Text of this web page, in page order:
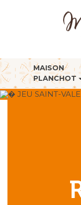
MAISON
PLANCHOT
� JEU SAINT-